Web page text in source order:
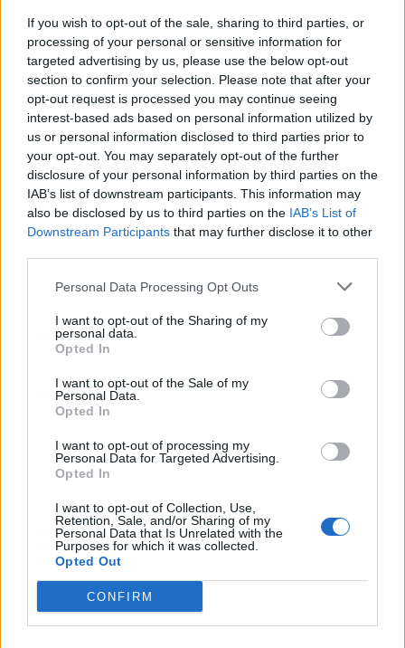
If you wish to opt-out of the sale, sharing to third parties, or
processing of your personal or sensitive information for
targeted advertising by us, please use the below opt-out
section to confirm your selection. Please note that after your
opt-out request is processed you may continue seeing
interest-based ads based on personal information utilized by
us or personal information disclosed to third parties prior to
your opt-out. You may separately opt-out of the further
disclosure of your personal information by third parties on the
IAB’s list of downstream participants. This information may
also be disclosed by us to third parties on the IAB’s List of
Downstream Participants that may further disclose it to other
Personal Data Processing Opt Outs
I want to opt-out of the Sharing of my
personal data.
Opted In
I want to opt-out of the Sale of my
Personal Data.
Opted In
I want to opt-out of processing my
Personal Data for Targeted Advertising.
Opted In
I want to opt-out of Collection, Use,
Retention, Sale, and/or Sharing of my
Personal Data that Is Unrelated with the
Purposes for which it was collected.
Opted Out
CONFIRM